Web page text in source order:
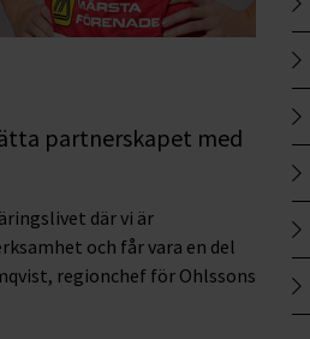
partnerskapet med
där vi är
och får vara en del
regionchef för Ohlssons